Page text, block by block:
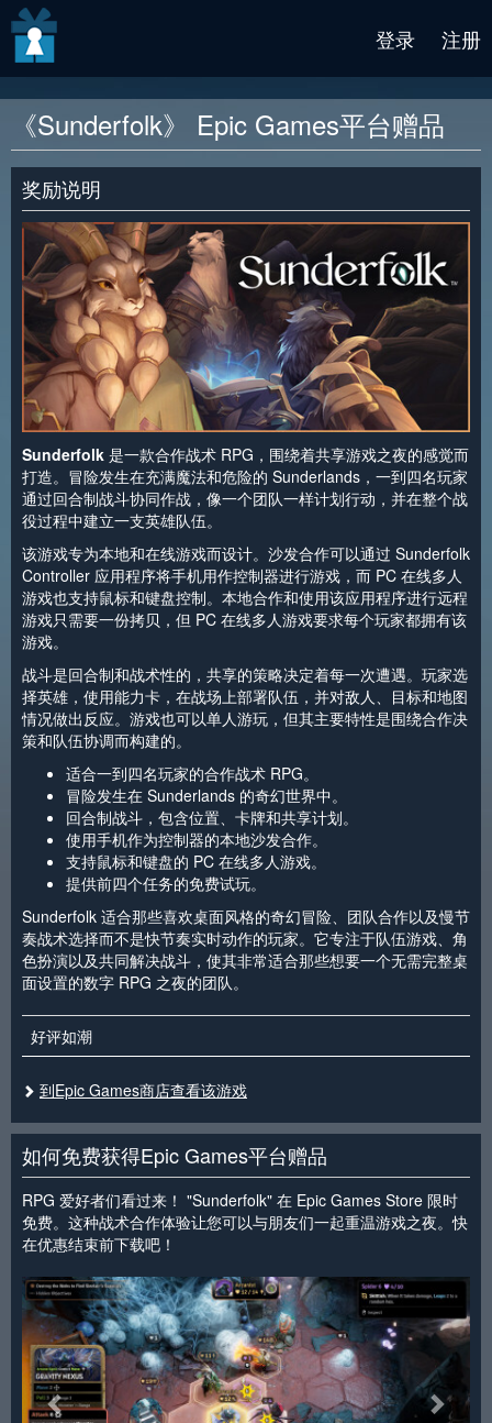
登录 注册
《Sunderfolk》 Epic Games平台赠品
奖励说明
Sunderfolk 是一款合作战术 RPG，围绕着共享游戏之夜的感觉而
打造。冒险发生在充满魔法和危险的 Sunderlands，一到四名玩家
通过回合制战斗协同作战，像一个团队一样计划行动，并在整个战
役过程中建立一支英雄队伍。
该游戏专为本地和在线游戏而设计。沙发合作可以通过 Sunderfolk
Controller 应用程序将手机用作控制器进行游戏，而 PC 在线多人
游戏也支持鼠标和键盘控制。本地合作和使用该应用程序进行远程
游戏只需要一份拷贝，但 PC 在线多人游戏要求每个玩家都拥有该
游戏。
战斗是回合制和战术性的，共享的策略决定着每一次遭遇。玩家选
择英雄，使用能力卡，在战场上部署队伍，并对敌人、目标和地图
情况做出反应。游戏也可以单人游玩，但其主要特性是围绕合作决
策和队伍协调而构建的。
适合一到四名玩家的合作战术 RPG。
冒险发生在 Sunderlands 的奇幻世界中。
回合制战斗，包含位置、卡牌和共享计划。
使用手机作为控制器的本地沙发合作。
支持鼠标和键盘的 PC 在线多人游戏。
提供前四个任务的免费试玩。
Sunderfolk 适合那些喜欢桌面风格的奇幻冒险、团队合作以及慢节
奏战术选择而不是快节奏实时动作的玩家。它专注于队伍游戏、角
色扮演以及共同解决战斗，使其非常适合那些想要一个无需完整桌
面设置的数字 RPG 之夜的团队。
好评如潮
到Epic Games商店查看该游戏
如何免费获得Epic Games平台赠品
RPG 爱好者们看过来！ "Sunderfolk" 在 Epic Games Store 限时
免费。这种战术合作体验让您可以与朋友们一起重温游戏之夜。快
在优惠结束前下载吧！
< >